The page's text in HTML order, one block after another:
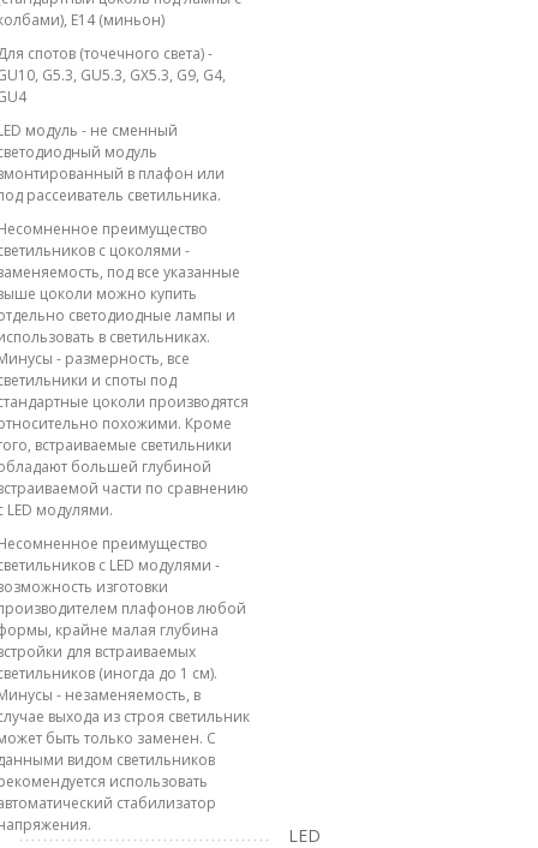
E14 (миньон)
спотов (точечного света) -
G5.3, GU5.3, GX5.3, G9, G4,
модуль - не сменный
модуль
в плафон или
рассеиватель светильника.
преимущество
с цоколями -
под все указанные
цоколи можно купить
светодиодные лампы и
в светильниках.
- размерность, все
и споты под
цоколи производятся
похожими. Кроме
встраиваемые светильники
большей глубиной
части по сравнению
LED модулями.
преимущество
с LED модулями -
изготовки
плафонов любой
крайне малая глубина
для встраиваемых
(иногда до 1 см).
- незаменяемость, в
выхода из строя светильник
быть только заменен. С
видом светильников
использовать
стабилизатор
LED